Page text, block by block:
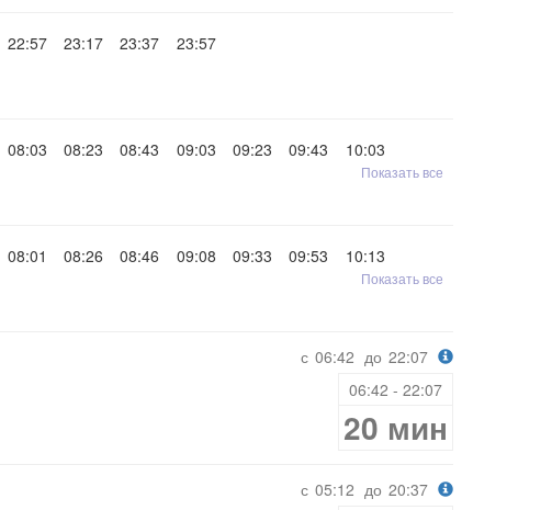
22:57 23:17 23:37 23:57
08:03 08:23 08:43 09:03 09:23 09:43
10:03
Показать все
08:01 08:26 08:46 09:08 09:33 09:53
10:13
Показать все
с 06:42 до 22:07
06:42 - 22:07
20 мин
с 05:12 до 20:37